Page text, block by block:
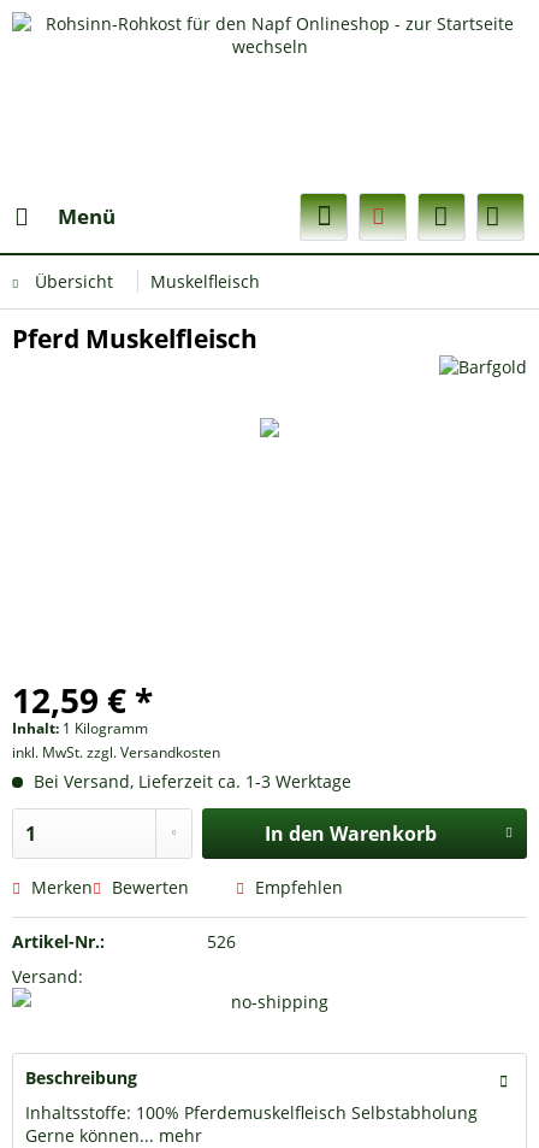
Menü
Übersicht Muskelfleisch
Pferd Muskelfleisch
12,59 € *
Inhalt: 1 Kilogramm
inkl. MwSt.zzgl. Versandkosten
Bei Versand, Lieferzeit ca. 1-3 Werktage
In den Warenkorb
Merken Bewerten Empfehlen
Artikel-Nr.:
526
Versand:
Beschreibung
Inhaltsstoffe: 100% Pferdemuskelfleisch Selbstabholung
Gerne können... mehr